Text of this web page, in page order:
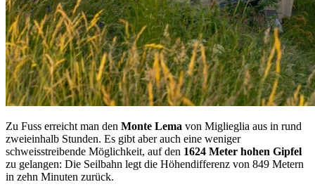
Zu Fuss erreicht man den Monte Lema von Miglieglia aus in rund
zweieinhalb Stunden. Es gibt aber auch eine weniger
schweisstreibende Möglichkeit, auf den 1624 Meter hohen Gipfel
zu gelangen: Die Seilbahn legt die Höhendifferenz von 849 Metern
in zehn Minuten zurück.